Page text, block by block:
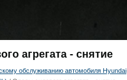
агрегата - снятие
обслуживанию автомобиля Hyundai